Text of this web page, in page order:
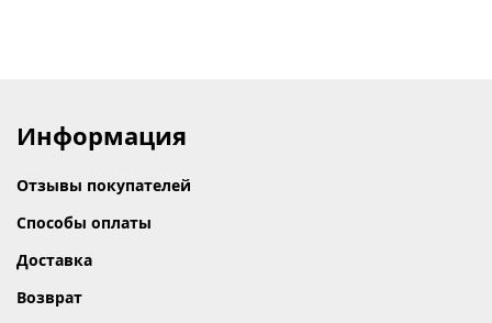
Информация
Отзывы покупателей
Способы оплаты
Доставка
Возврат